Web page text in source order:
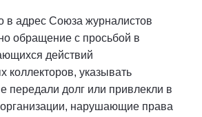
в адрес Союза журналистов
обращение с просьбой в
действий
коллекторов, указывать
передали долг или привлекли в
организации, нарушающие права